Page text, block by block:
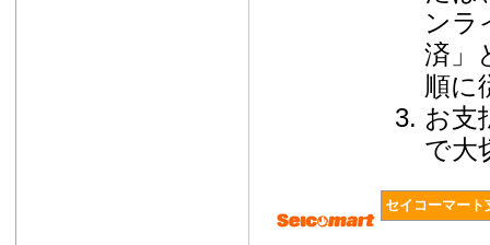
ンラ
済」
順に
お支
で大
セイコーマート